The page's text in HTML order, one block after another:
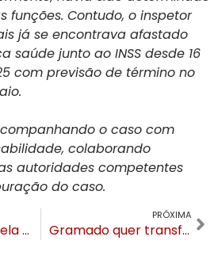
funções. Contudo, o inspetor
já se encontrava afastado
saúde junto ao INSS desde 16
com previsão de término no
o caso com
colaborando
autoridades competentes
do caso.
Prefeitura de Canela e Associação reforçam cooperação para garantir continuidade das atividades do Centro Social Padre Franco
PRÓXIMA
Gramado quer transformar o pão com linguiça em Patrimônio Cultural Imaterial do município